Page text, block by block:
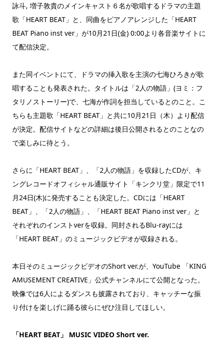
詠斗, 増子敦貴のメインキャスト６名が歌唱するドラマの主題
歌「HEART BEAT」と、同曲をピアノアレンジした「HEART
BEAT Piano inst ver」が10月21日(金) 0:00より各音楽サイトに
て配信決定。
また同イベントにて、ドラマの挿入歌を主演の七海ひろきが歌
唱することも発表された。タイトルは「2人の物語」(ヨミ：フ
タリノストーリー)で、七海が作詞を担当しているとのこと。こ
ちらも主題歌「HEART BEAT」と共に10月21日（木）より配信
が決定。配信サイトなどの詳細は後日公開されるとのことなの
で楽しみに待とう。
さらに「HEART BEAT」、「2人の物語」を収録したCDが、キ
ングレコードオフィシャル通販サイト「キンクリ堂」限定で11
月24日(木)に発売することも決定した。CDには「HEART
BEAT」、「2人の物語」、「HEART BEAT Piano inst ver」と
それぞれのインストverを収録。同封されるBlu-rayには
「HEART BEAT」のミュージックビデオが収録される。
本日そのミュージックビデオのShort ver.が、YouTube 「KING
AMUSEMENT CREATIVE」公式チャンネルにて公開となった。
映像では6人によるダンスも披露されており、キャッチーな振
り付けを楽しげに踊る彼らにぜひ注目してほしい。
「HEART BEAT」 MUSIC VIDEO Short ver.